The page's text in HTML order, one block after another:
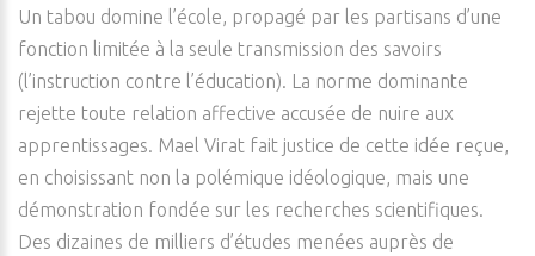
Un tabou domine l’école, propagé par les partisans d’une
fonction limitée à la seule transmission des savoirs
(l’instruction contre l’éducation). La norme dominante
rejette toute relation affective accusée de nuire aux
apprentissages. Mael Virat fait justice de cette idée reçue,
en choisissant non la polémique idéologique, mais une
démonstration fondée sur les recherches scientifiques.
Des dizaines de milliers d’études menées auprès de